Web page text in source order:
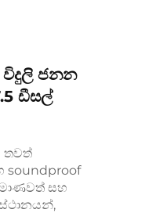
විදුලි ජනන
ඩීසල්
තවත්
soundproof
සහ